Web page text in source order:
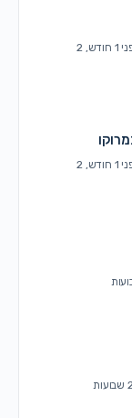
לפני 1 חודש, 2
לפני 1 חודש, 2